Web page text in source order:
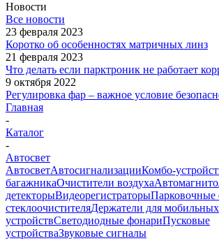
Новости
Все новости
23 февраля 2023
Коротко об особенностях матричных линз
21 февраля 2023
Что делать если парктроник не работает
9 октября 2022
Регулировка фар – важное условие
Главная
-
Каталог
-
Автосвет
АвтосветАвтосигнализацииКомбо-
багажникаОчистители воздуха
детекторыВидеорегистраторыПарковочные
стеклоочистителяДержатели для мобильных
устройствСветодиодные фонариПусковые
устройстваЗвуковые сигналы